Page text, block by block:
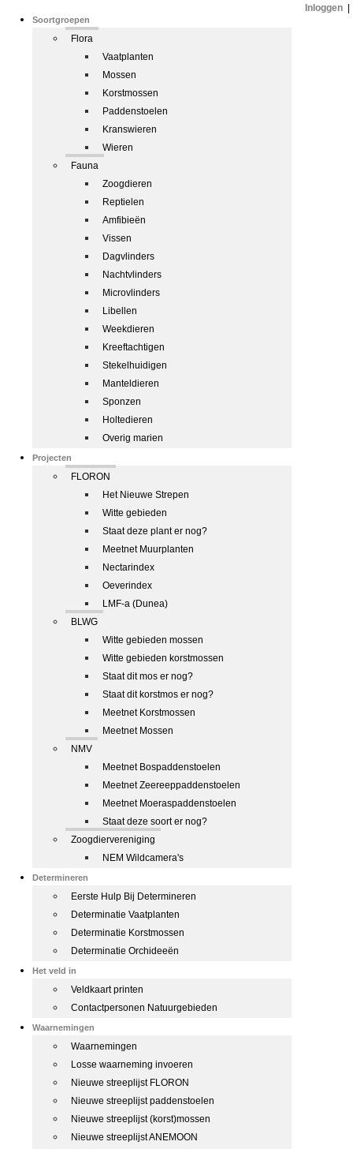
Soortgroepen
Flora
Vaatplanten
Mossen
Korstmossen
Paddenstoelen
Kranswieren
Wieren
Fauna
Zoogdieren
Reptielen
Amfibieën
Vissen
Dagvlinders
Nachtvlinders
Microvlinders
Libellen
Weekdieren
Kreeftachtigen
Stekelhuidigen
Manteldieren
Sponzen
Holtedieren
Overig marien
Projecten
FLORON
Het Nieuwe Strepen
Witte gebieden
Staat deze plant er nog?
Meetnet Muurplanten
Nectarindex
Oeverindex
LMF-a (Dunea)
BLWG
Witte gebieden mossen
Witte gebieden korstmossen
Staat dit mos er nog?
Staat dit korstmos er nog?
Meetnet Korstmossen
Meetnet Mossen
NMV
Meetnet Bospaddenstoelen
Meetnet Zeereeppaddenstoelen
Meetnet Moeraspaddenstoelen
Staat deze soort er nog?
Zoogdiervereniging
NEM Wildcamera's
Determineren
Eerste Hulp Bij Determineren
Determinatie Vaatplanten
Determinatie Korstmossen
Determinatie Orchideeën
Het veld in
Veldkaart printen
Contactpersonen Natuurgebieden
Waarnemingen
Waarnemingen
Losse waarneming invoeren
Nieuwe streeplijst FLORON
Nieuwe streeplijst paddenstoelen
Nieuwe streeplijst (korst)mossen
Nieuwe streeplijst ANEMOON
Inloggen